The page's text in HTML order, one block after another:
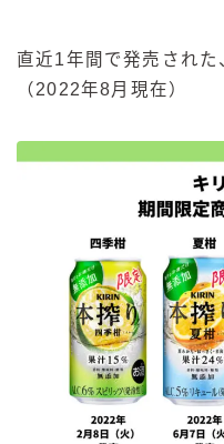
直近1年間で発売された
（2022年8月現在）